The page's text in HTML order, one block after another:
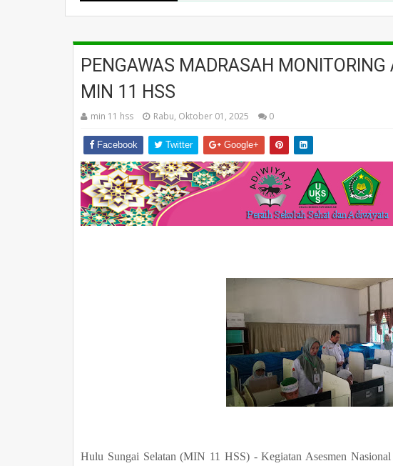
PENGAWAS MADRASAH
MIN 11 HSS
min 11 hss Rabu, Oktober 01, 2025 0
Facebook Twitter Google+
Hulu Sungai Selatan (MIN 11 HSS) - Kegiatan Asesmen